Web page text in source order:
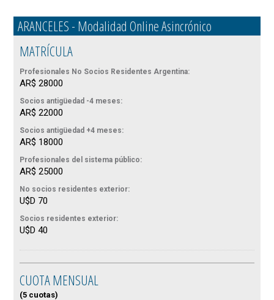
ARANCELES - Modalidad Online Asincrónico
MATRÍCULA
Profesionales No Socios Residentes Argentina:
AR$ 28000
Socios antigüedad -4 meses:
AR$ 22000
Socios antigüedad +4 meses:
AR$ 18000
Profesionales del sistema público:
AR$ 25000
No socios residentes exterior:
U$D 70
Socios residentes exterior:
U$D 40
CUOTA MENSUAL
(5 cuotas)